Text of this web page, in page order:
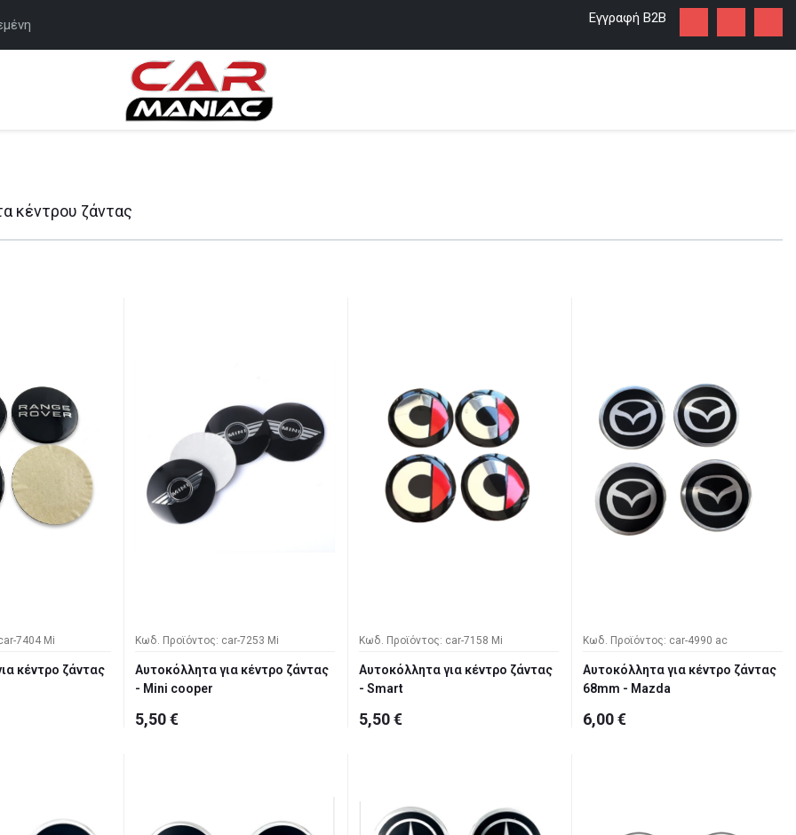
Εγγραφή Β2Β
κέντρου ζάντας
7404 Mi
κέντρο ζάντας
Κωδ. Προϊόντος: car-7253 Mi
Αυτοκόλλητα για κέντρο ζάντας
- Mini cooper
5,50 €
Κωδ. Προϊόντος: car-7158 Mi
Αυτοκόλλητα για κέντρο ζάντας
- Smart
5,50 €
Κωδ. Προϊόντος: car-4990 ac
Αυτοκόλλητα για κέντρο ζάντας
68mm - Mazda
6,00 €